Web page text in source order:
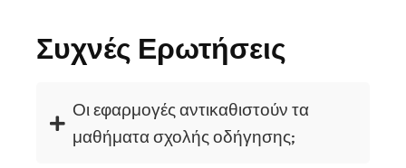
Συχνές Ερωτήσεις
Οι εφαρμογές αντικαθιστούν τα
μαθήματα σχολής οδήγησης;